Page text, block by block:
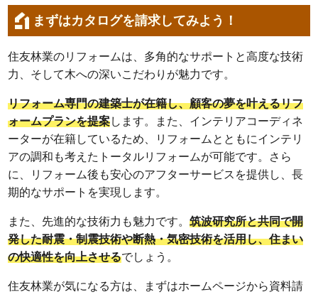
まずはカタログを請求してみよう！
住友林業のリフォームは、多角的なサポートと高度な技術
力、そして木への深いこだわりが魅力です。
リフォーム専門の建築士が在籍し、顧客の夢を叶えるリフ
ォームプランを提案します。また、インテリアコーディネ
ーターが在籍しているため、リフォームとともにインテリ
アの調和も考えたトータルリフォームが可能です。さら
に、リフォーム後も安心のアフターサービスを提供し、長
期的なサポートを実現します。
また、先進的な技術力も魅力です。筑波研究所と共同で開
発した耐震・制震技術や断熱・気密技術を活用し、住まい
の快適性を向上させるでしょう。
住友林業が気になる方は、まずはホームページから資料請